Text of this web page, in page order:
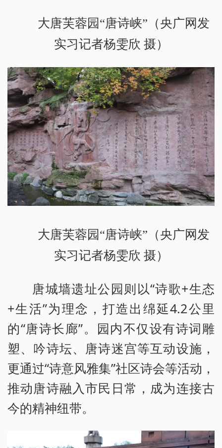
大唐芙蓉园“唐诗峡”（央广网发
实习记者杨雯欣 摄）
大唐芙蓉园“唐诗峡”（央广网发
实习记者杨雯欣 摄）
唐城墙遗址公园则以“诗歌+生态
+生活”为理念，打造出绵延4.2公里
的“唐诗长廊”。园内不仅设有诗词雕
塑、吟诗坛、唐诗迷宫等互动设施，
更通过“诗意风雅集”社区诗会等活动，
推动唐诗融入市民日常，成为连接古
今的精神纽带。